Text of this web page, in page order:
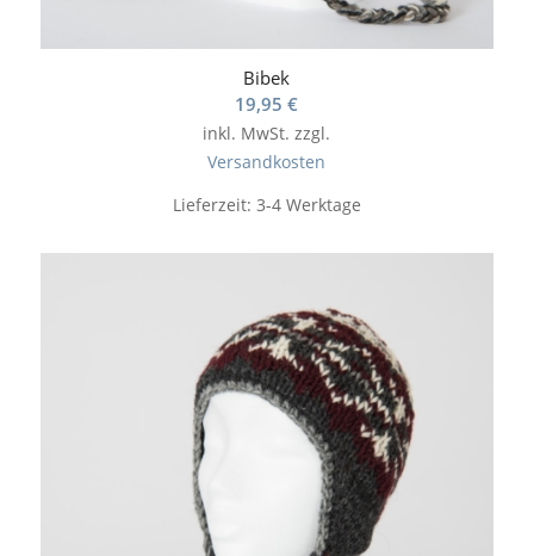
Bibek
19,95€
inkl. MwSt. zzgl.
Versandkosten
Lieferzeit: 3-4 Werktage